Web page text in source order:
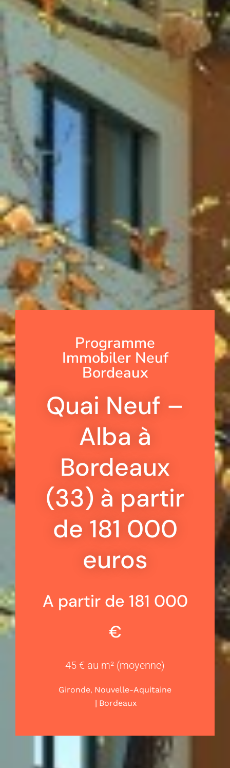
Programme
Immobiler Neuf
Bordeaux
Quai Neuf –
Alba à
Bordeaux
(33) à partir
de 181 000
euros
A partir de 181 000
€
45 € au m² (moyenne)
Gironde, Nouvelle-Aquitaine
| Bordeaux